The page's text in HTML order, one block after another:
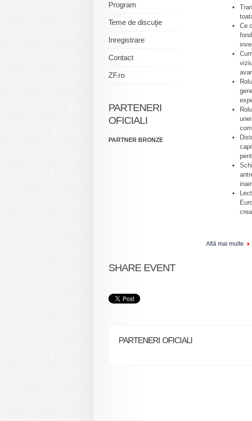
Program
Teme de discuţie
Inregistrare
Contact
ZF.ro
PARTENERI
OFICIALI
PARTNER BRONZE
SHARE EVENT
Ce
Află mai multe
PARTENERI OFICIALI